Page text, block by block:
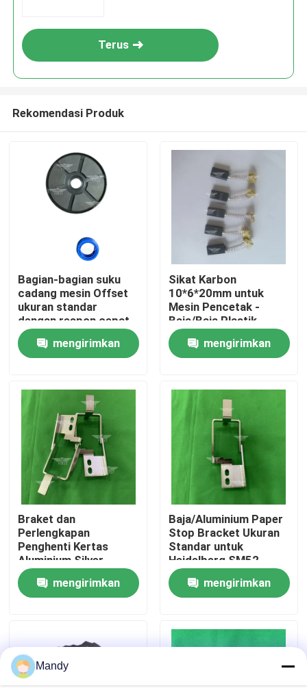
Beranda
Produk
Tentang Kami
Tur Pabrik
Kontrol Kualitas
Hubungi Kami
Berita
Blog
Terus
Rekomendasi Produk
Bagian-bagian suku
cadang mesin Offset
ukuran standar
dengan respon cepat
dan umur panjang
untuk mencetak
mengirimkan
Sikat Karbon
10*6*20mm untuk
Mesin Pencetak -
Baja/Baja Plastik
Kompatibel dengan
Komori Roland
mengirimkan
Braket dan
Perlengkapan
Penghenti Kertas
Aluminium Silver
G2.015.456 untuk
Mesin Cetak
Heidelberg SM52
mengirimkan
Baja/Aluminium Paper
Stop Bracket Ukuran
Standar untuk
Heidelberg SM52
Printing Press
Aksesorismengirimkan
Mandy